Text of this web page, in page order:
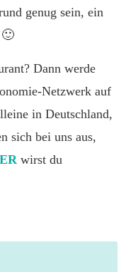
genug sein, ein
Dann werde
Netzwerk auf
in Deutschland,
sich bei uns aus,
wirst du